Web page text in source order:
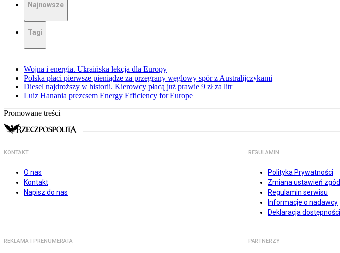
Najnowsze
Tagi
Wojna i energia. Ukraińska lekcja dla Europy
Polska płaci pierwsze pieniądze za przegrany węglowy spór z Australijczykami
Diesel najdroższy w historii. Kierowcy płacą już prawie 9 zł za litr
Luiz Hanania prezesem Energy Efficiency for Europe
Promowane treści
KONTAKT
O nas
Kontakt
Napisz do nas
REGULAMIN
Polityka Prywatności
Zmiana ustawień zgód
Regulamin serwisu
Informacje o nadawcy
Deklaracja dostępności
REKLAMA I PRENUMERATA PARTNERZY